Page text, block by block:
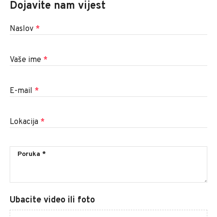
Dojavite nam vijest
Naslov *
Vaše ime *
E-mail *
Lokacija *
Ubacite video ili foto